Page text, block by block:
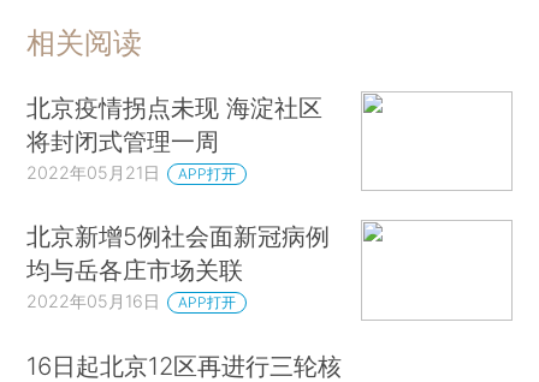
相关阅读
北京疫情拐点未现 海淀社区
将封闭式管理一周
2022年05月21日 APP打开
北京新增5例社会面新冠病例
均与岳各庄市场关联
2022年05月16日 APP打开
16日起北京12区再进行三轮核